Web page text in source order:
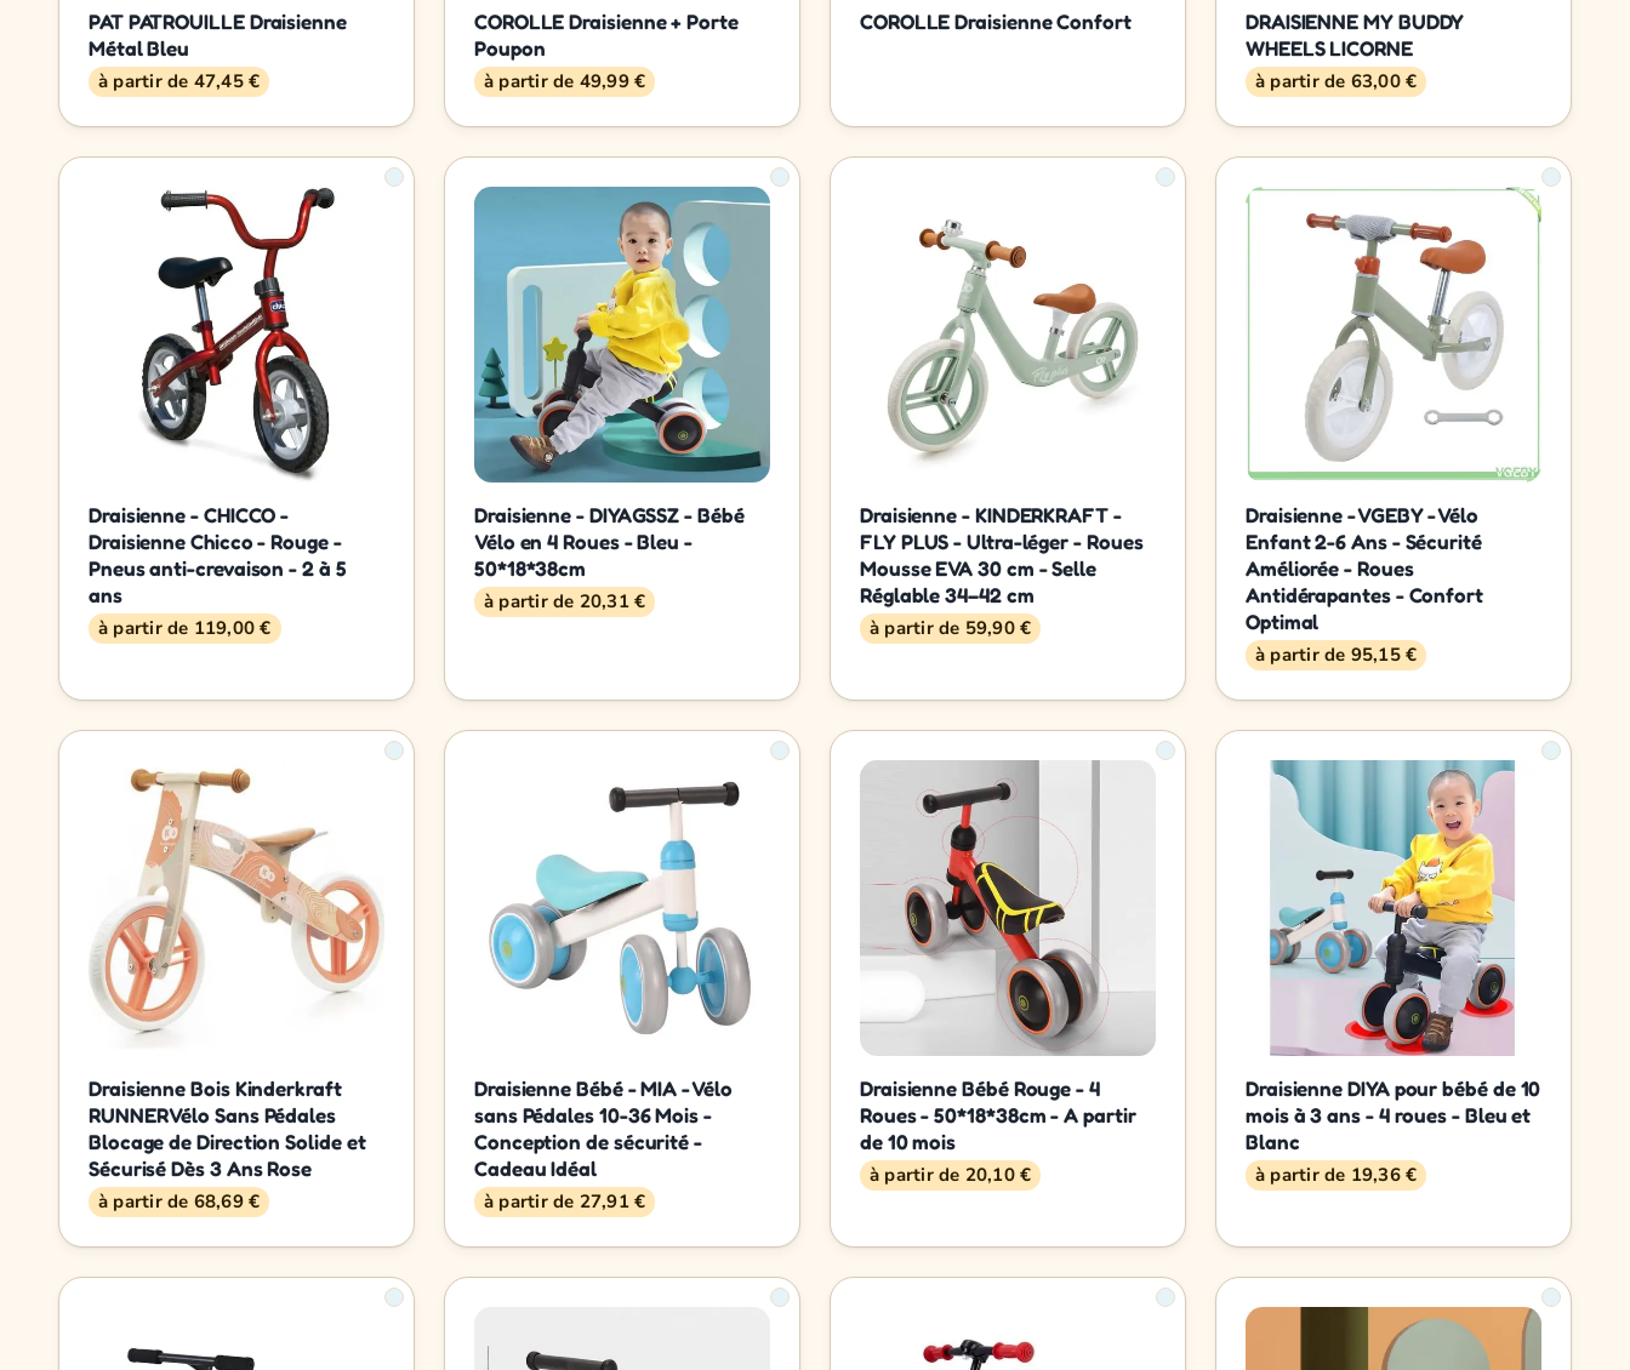
PAT PATROUILLE Draisienne
Métal Bleu
à partir de 47,45 €
COROLLE Draisienne + Porte
Poupon
à partir de 49,99 €
COROLLE Draisienne Confort
DRAISIENNE MY BUDDY
WHEELS LICORNE
à partir de 63,00 €
Draisienne - CHICCO -
Draisienne Chicco - Rouge -
Pneus anti-crevaison - 2 à 5
ans
à partir de 119,00 €
Draisienne - DIYAGSSZ - Bébé
Vélo en 4 Roues - Bleu -
50*18*38cm
à partir de 20,31 €
Draisienne - KINDERKRAFT -
FLY PLUS - Ultra-léger - Roues
Mousse EVA 30 cm - Selle
Réglable 34–42 cm
à partir de 59,90 €
Draisienne - VGEBY - Vélo
Enfant 2-6 Ans - Sécurité
Améliorée - Roues
Antidérapantes - Confort
Optimal
à partir de 95,15 €
Draisienne Bois Kinderkraft
RUNNER Vélo Sans Pédales
Blocage de Direction Solide et
Sécurisé Dès 3 Ans Rose
à partir de 68,69 €
Draisienne Bébé - MIA - Vélo
sans Pédales 10-36 Mois -
Conception de sécurité -
Cadeau Idéal
à partir de 27,91 €
Draisienne Bébé Rouge - 4
Roues - 50*18*38cm - A partir
de 10 mois
à partir de 20,10 €
Draisienne DIYA pour bébé de 10
mois à 3 ans - 4 roues - Bleu et
Blanc
à partir de 19,36 €